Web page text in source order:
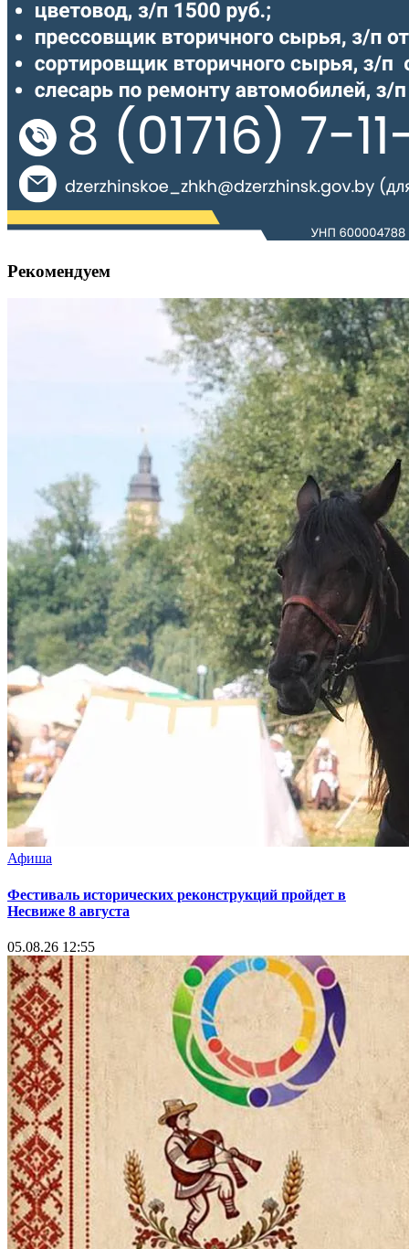
Рекомендуем
Афиша
Фестиваль исторических реконструкций пройдет в
Несвиже 8 августа
05.08.26 12:55